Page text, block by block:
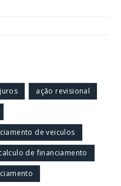
ação revisional
de veiculos
de financiamento